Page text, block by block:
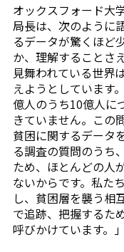
オックスフォード大
局長は、次のように
るデータが驚くほど
か、理解することさ
見舞われている世界
えようとしています
億人のうち10億人に
きていません。この
貧困に関するデータ
る調査の質問のうち
ため、ほとんどの人
ないからです。私た
し、貧困層を襲う相
で追跡、把握するた
呼びかけています。」